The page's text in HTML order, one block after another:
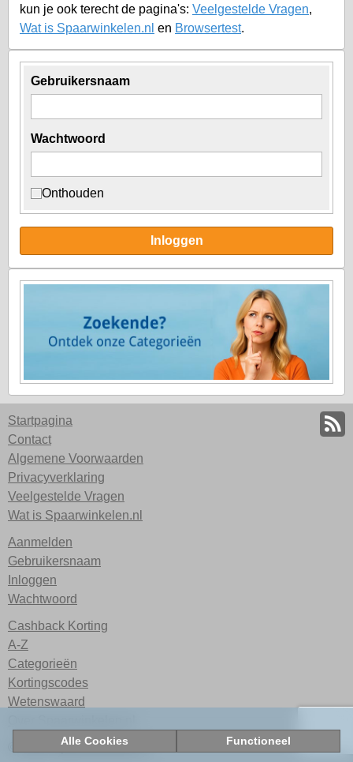
Gebruikersnaam
Wachtwoord
Onthouden
Inloggen
kun je ook terecht de pagina's: Veelgestelde Vragen,
Wat is Spaarwinkelen.nl en Browsertest.
Alle Cookies Functioneel
Startpagina
Contact
Algemene Voorwaarden
Privacyverklaring
Veelgestelde Vragen
Wat is Spaarwinkelen.nl
Aanmelden
Gebruikersnaam
Inloggen
Wachtwoord
Cashback Korting
A-Z
Categorieën
Kortingscodes
Wetenswaard
© 2026 Spaarwinkelen.nl